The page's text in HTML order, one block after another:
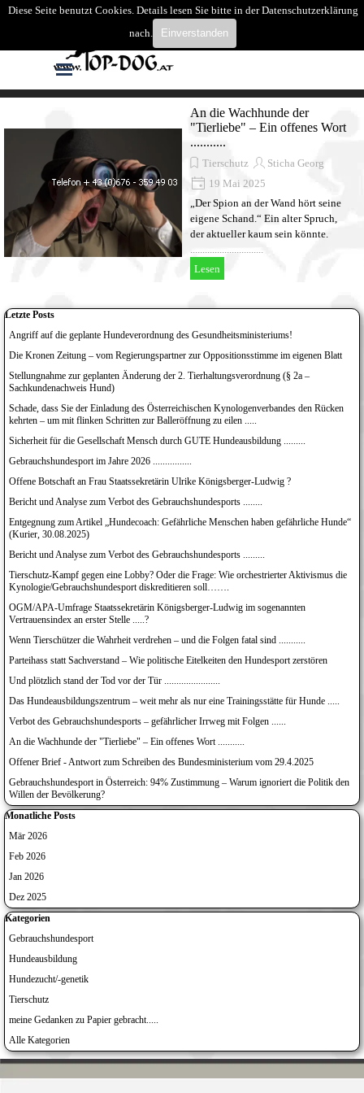
Diese Seite benutzt Cookies. Details lesen Sie bitte in der Datenschutzerklärung
nach.
Einverstanden
Direkt zum Seiteninhalt
Menü überspringen
Suchen
An die Wachhunde der
"Tierliebe" – Ein offenes Wort
...........
Tierschutz
Sticha Georg
19 Mai 2025
„Der Spion an der Wand hört seine
eigene Schand.“ Ein alter Spruch,
der aktueller kaum sein könnte.
..............................
Lesen
Block überspringen Letzte Posts
Letzte Posts
Angriff auf die geplante Hundeverordnung des Gesundheitsministeriums!
Die Kronen Zeitung – vom Regierungspartner zur Oppositionsstimme im eigenen Blatt
Stellungnahme zur geplanten Änderung der 2. Tierhaltungsverordnung (§ 2a –
Sachkundenachweis Hund)
Schade, dass Sie der Einladung des Österreichischen Kynologenverbandes den Rücken
kehrten – um mit flinken Schritten zur Balleröffnung zu eilen .....
Sicherheit für die Gesellschaft Mensch durch GUTE Hundeausbildung .........
Gebrauchshundesport im Jahre 2026 ................
Offene Botschaft an Frau Staatssekretärin Ulrike Königsberger-Ludwig ?
Bericht und Analyse zum Verbot des Gebrauchshundesports ........
Entgegnung zum Artikel „Hundecoach: Gefährliche Menschen haben gefährliche Hunde“
(Kurier, 30.08.2025)
Bericht und Analyse zum Verbot des Gebrauchshundesports .........
Tierschutz-Kampf gegen eine Lobby? Oder die Frage: Wie orchestrierter Aktivismus die
Kynologie/Gebrauchshundesport diskreditieren soll…….
OGM/APA-Umfrage Staatssekretärin Königsberger-Ludwig im sogenannten
Vertrauensindex an erster Stelle .....?
Wenn Tierschützer die Wahrheit verdrehen – und die Folgen fatal sind ...........
Parteihass statt Sachverstand – Wie politische Eitelkeiten den Hundesport zerstören
Und plötzlich stand der Tod vor der Tür .......................
Das Hundeausbildungszentrum – weit mehr als nur eine Trainingsstätte für Hunde .....
Verbot des Gebrauchshundesports – gefährlicher Irrweg mit Folgen ......
An die Wachhunde der "Tierliebe" – Ein offenes Wort ...........
Offener Brief - Antwort zum Schreiben des Bundesministerium vom 29.4.2025
Gebrauchshundesport in Österreich: 94% Zustimmung – Warum ignoriert die Politik den
Willen der Bevölkerung?
Block überspringen Monatliche Posts
Monatliche Posts
Mär 2026
Feb 2026
Jan 2026
Dez 2025
Block überspringen Kategorien
Kategorien
Gebrauchshundesport
Hundeausbildung
Hundezucht/-genetik
Tierschutz
meine Gedanken zu Papier gebracht.....
Alle Kategorien